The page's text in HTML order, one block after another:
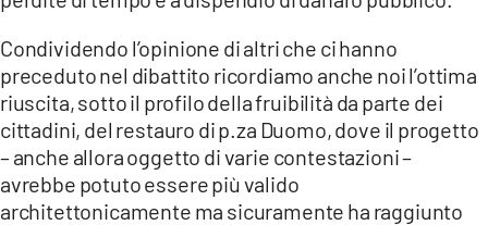
Condividendo l’opinione di altri che ci hanno
preceduto nel dibattito ricordiamo anche noi l’ottima
riuscita, sotto il profilo della fruibilità da parte dei
cittadini, del restauro di p.za Duomo, dove il progetto
– anche allora oggetto di varie contestazioni –
avrebbe potuto essere più valido
architettonicamente ma sicuramente ha raggiunto